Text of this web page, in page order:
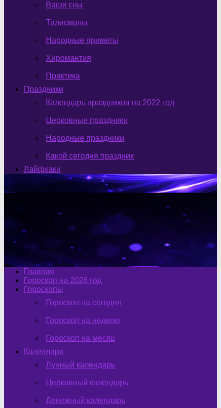
Ваши сны
Талисманы
Народные приметы
Хиромантия
Практика
Праздники
Календарь праздников на 2022 год
Церковные праздники
Народные праздники
Какой сегодня праздник
Лайфхаки
Главная
Гороскоп на 2026 год
Гороскопы
Гороскоп на сегодня
Гороскоп на неделю
Гороскоп на месяц
Календари
Лунный календарь
Церковный календарь
Денежный календарь